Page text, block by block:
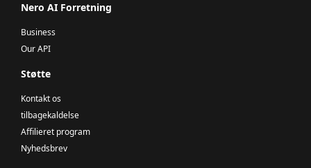
Nero AI Forretning
Business
Our API
Støtte
Kontakt os
tilbagekaldelse
Affilieret program
Nyhedsbrev